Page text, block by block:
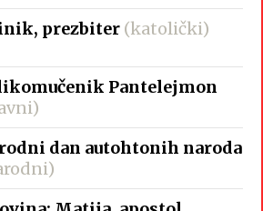
prezbiter (katolički)
Pantelejmon
dan autohtonih naroda